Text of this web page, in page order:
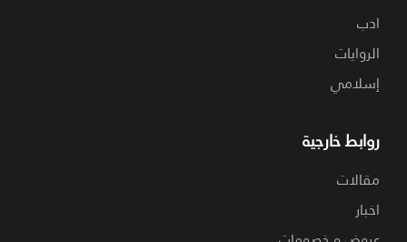
ادب
الروايات
إسلامي
روابط خارجية
مقالات
اخبار